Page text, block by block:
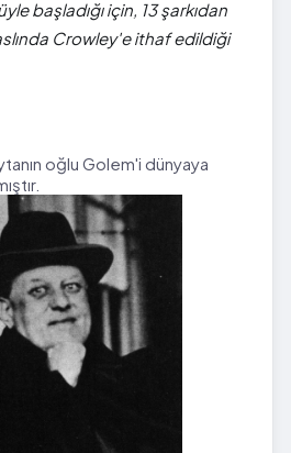
başladığı için, 13 şarkıdan
Crowley'e ithaf edildiği
oğlu Golem'i dünyaya